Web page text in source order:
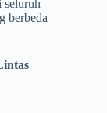
seluruh
berbeda